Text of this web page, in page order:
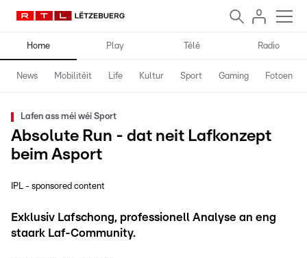
Home Play Télé Radio
News Mobilitéit Life Kultur Sport Gaming Fotoen
Lafen ass méi wéi Sport
Absolute Run - dat neit Lafkonzept
beim Asport
IPL - sponsored content
Exklusiv Lafschong, professionell Analyse an eng
staark Laf-Community.